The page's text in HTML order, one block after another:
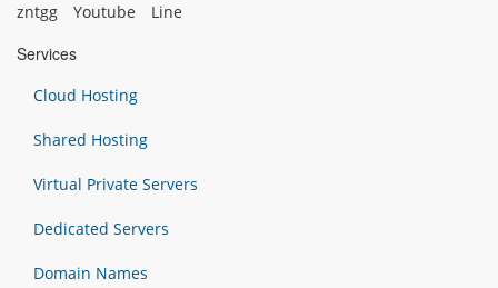
zntgg
Youtube Line
Services
Cloud Hosting
Shared Hosting
Virtual Private Servers
Dedicated Servers
Domain Names